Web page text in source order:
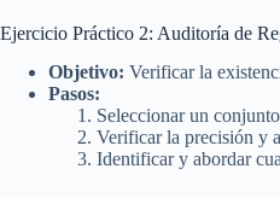
Ejercicio Práctico 2: Auditoría de
Objetivo: Verificar la
Pasos:
Seleccionar un
Verificar la precisión y
Identificar y abordar